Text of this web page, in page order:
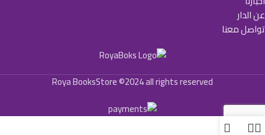
عن الدار
تواصل معنا
Roya BooksStore ©2024 all rights reserved